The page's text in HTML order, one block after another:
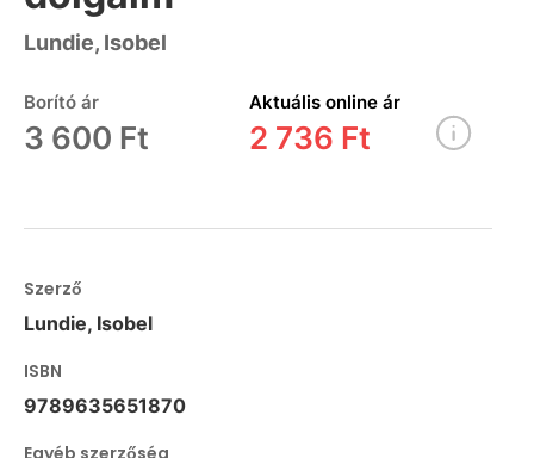
Lundie, Isobel
Borító ár
3 600 Ft
Aktuális online ár
2 736 Ft
Szerző
Lundie, Isobel
ISBN
9789635651870
Egyéb szerzőség